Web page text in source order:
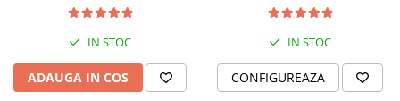
cheilor tale și transmite un mesaj special, fie că îl porți tu sau
îl oferi cadou.IN STOC
ADAUGA IN COS
IN STOC
CONFIGUREAZA